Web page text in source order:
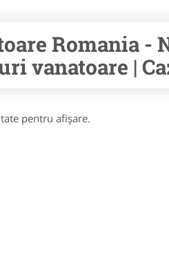
Romania -
vanatoare |
pentru afişare.